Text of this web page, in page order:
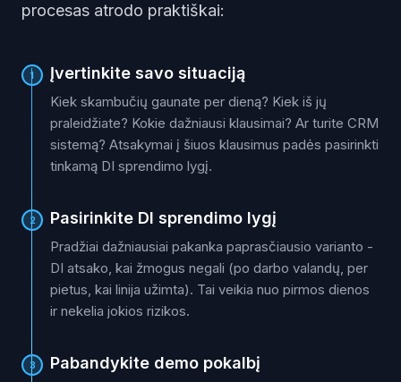
procesas atrodo praktiškai:
1 Įvertinkite savo situaciją
Kiek skambučių gaunate per dieną? Kiek iš jų
praleidžiate? Kokie dažniausi klausimai? Ar turite CRM
sistemą? Atsakymai į šiuos klausimus padės pasirinkti
tinkamą DI sprendimo lygį.
2 Pasirinkite DI sprendimo lygį
Pradžiai dažniausiai pakanka paprasčiausio varianto -
DI atsako, kai žmogus negali (po darbo valandų, per
pietus, kai linija užimta). Tai veikia nuo pirmos dienos
ir nekelia jokios rizikos.
3 Pabandykite demo pokalbį